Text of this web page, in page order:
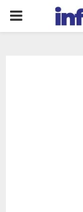
PRIMARY